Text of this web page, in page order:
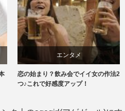
エンタメ
恋の始まり？飲み会でイイ女の作法2
つ♪これで好感度アップ！